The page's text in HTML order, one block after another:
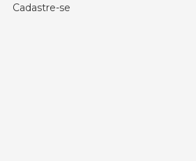
Cadastre-se